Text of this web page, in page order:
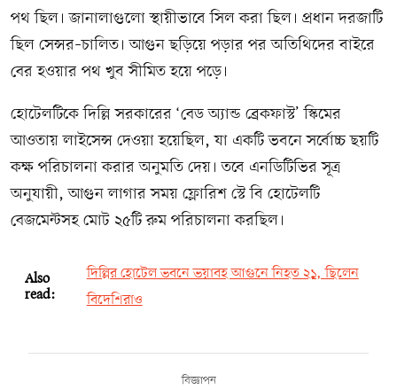
পথ ছিল। জানালাগুলো স্থায়ীভাবে সিল করা ছিল। প্রধান দরজাটি
ছিল সেন্সর–চালিত। আগুন ছড়িয়ে পড়ার পর অতিথিদের বাইরে
বের হওয়ার পথ খুব সীমিত হয়ে পড়ে।
হোটেলটিকে দিল্লি সরকারের ‘বেড অ্যান্ড ব্রেকফাস্ট’ স্কিমের
আওতায় লাইসেন্স দেওয়া হয়েছিল, যা একটি ভবনে সর্বোচ্চ ছয়টি
কক্ষ পরিচালনা করার অনুমতি দেয়। তবে এনডিটিভির সূত্র
অনুযায়ী, আগুন লাগার সময় ফ্লোরিশ স্টে বি হোটেলটি
বেজমেন্টসহ মোট ২৫টি রুম পরিচালনা করছিল।
Also
read:
দিল্লির হোটেল ভবনে ভয়াবহ আগুনে নিহত ২১, ছিলেন
বিদেশিরাও
বিজ্ঞাপন